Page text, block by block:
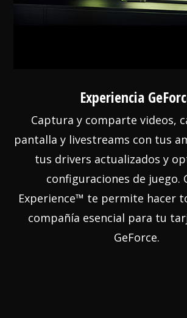
Experiencia
Captura y comparte videos,
pantalla y livestreams con tus
tus drivers actualizados y
configuraciones de juego.
Experience™ te permite hacer
compañía esencial para tu
GeForce.